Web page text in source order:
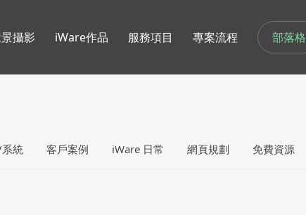
部落格
統 客戶案例 iWare 日常 網頁規劃 免費資源